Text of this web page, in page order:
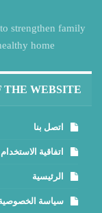
strengthen family
home.
THE WEBSITE
اتصل بنا
اتفاقية الاستخدام
الرئيسية
سياسة